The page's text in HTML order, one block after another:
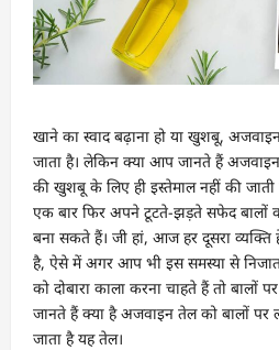
खाने का स्वाद बढ़ाना हो या खुशबू,
जाता है। लेकिन क्या आप जानते हैं
की खुशबू के लिए ही इस्तेमाल नहीं की
एक बार फिर अपने टूटते-झड़ते सफेद बालों
बना सकते हैं। जी हां, आज हर दूसरा
है, ऐसे में अगर आप भी इस समस्या से
को दोबारा काला करना चाहते हैं तो
जानते हैं क्या है अजवाइन तेल को बालों
जाता है यह तेल।